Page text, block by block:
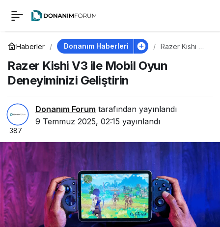
Haberler Donanım Haberleri
Razer Kishi V3
Deneyiminizi
Geliştirin
Razer Kishi V3 ile Mobil Oyun
Deneyiminizi Geliştirin
Donanım Forum tarafından yayınlandı
9 Temmuz 2025, 02:15 yayınlandı
387
Razer Kishi V3 ile
Mobil Oyun
Deneyiminizi
Geliştirin